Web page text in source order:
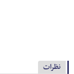
نظرات